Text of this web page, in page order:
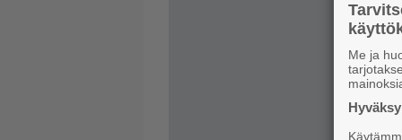
Me ja